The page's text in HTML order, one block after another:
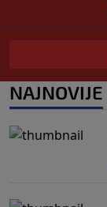
NAJNOVIJE